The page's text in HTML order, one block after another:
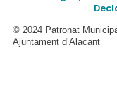
© 2024 Patronat
Ajuntament d’Alacant